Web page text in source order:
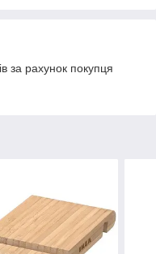
за рахунок покупця